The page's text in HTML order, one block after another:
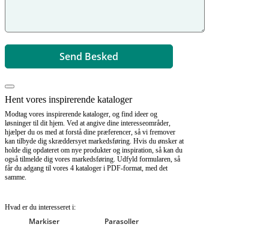
Hent vores inspirerende kataloger
Modtag vores inspirerende kataloger, og find ideer og
løsninger til dit hjem. Ved at angive dine interesseområder,
hjælper du os med at forstå dine præferencer, så vi fremover
kan tilbyde dig skræddersyet markedsføring. Hvis du ønsker at
holde dig opdateret om nye produkter og inspiration, så kan du
også tilmelde dig vores markedsføring. Udfyld formularen, så
får du adgang til vores 4 kataloger i PDF-format, med det
samme.
Hvad er du interesseret i:
Markiser Parasoller